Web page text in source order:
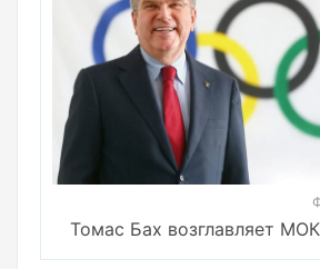
Томас Бах возглавляет